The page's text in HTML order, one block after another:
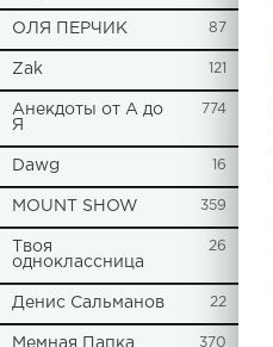
ОЛЯ ПЕРЧИК 87
Zak 121
Анекдоты от А до
Я
774
Dawg 16
MOUNT SHOW 359
Твоя
одноклассница
26
Денис Сальманов 22
Мемная Папка 370